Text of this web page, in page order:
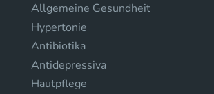
Allgemeine Gesundheit
Hypertonie
Antibiotika
Antidepressiva
Hautpflege